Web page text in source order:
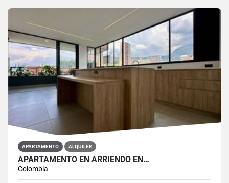
APARTAMENTO ALQUILER
APARTAMENTO EN ARRIENDO EN…
Colombia